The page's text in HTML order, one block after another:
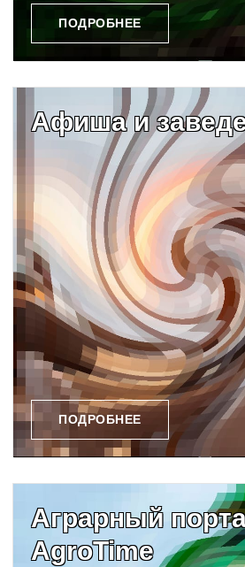
ПОДРОБНЕЕ
Афиша и
ПОДРОБНЕЕ
Аграрный
AgroTime